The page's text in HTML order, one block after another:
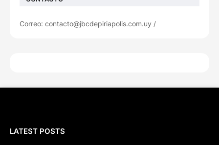
Correo: contacto@jbcdepiriapolis.com.uy /
LATEST POSTS